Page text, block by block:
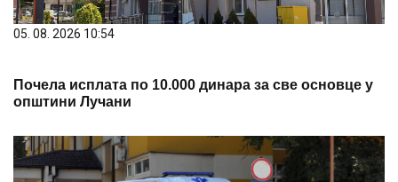
05. 08. 2026 10:54
Почела исплата по 10.000 динара за све основце у
општини Лучани